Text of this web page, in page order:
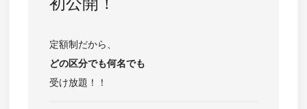
定額制だから、
どの区分でも何名でも
受け放題！！